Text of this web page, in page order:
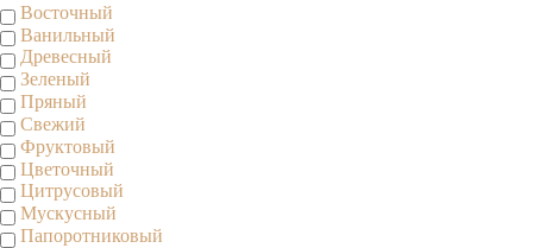
Восточный
Ванильный
Древесный
Зеленый
Пряный
Свежий
Фруктовый
Цветочный
Цитрусовый
Мускусный
Папоротниковый